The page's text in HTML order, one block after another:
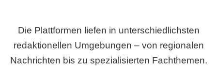
Die Plattformen liefen in unterschiedlichsten
redaktionellen Umgebungen – von regionalen
Nachrichten bis zu spezialisierten Fachthemen.